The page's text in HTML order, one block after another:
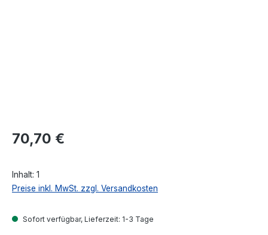
Regulärer Preis:
70,70 €
Inhalt: 1
Preise inkl. MwSt. zzgl. Versandkosten
Sofort verfügbar, Lieferzeit: 1-3 Tage